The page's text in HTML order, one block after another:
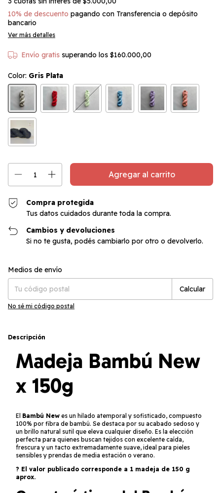
10% de descuento pagando con Transferencia o depósito
bancario
Ver más detalles
Envío gratis superando los $160.000,00
Color: Gris Plata
Compra protegida
Tus datos cuidados durante toda la compra.
Cambios y devoluciones
Si no te gusta, podés cambiarlo por otro o devolverlo.
Entregas para el CP:
Medios de envío
Calcular
No sé mi código postal
Descripción
Madeja Bambú New
x 150g
El Bambú New es un hilado atemporal y sofisticado, compuesto
100% por fibra de bambú. Se destaca por su acabado sedoso y
un brillo natural sutil que eleva cualquier diseño. Es la elección
perfecta para quienes buscan tejidos con excelente caída,
frescura y un tacto extremadamente suave, ideal para pieles
sensibles y prendas de media estación o verano.
? El valor publicado corresponde a 1 madeja de 150 g
aprox.